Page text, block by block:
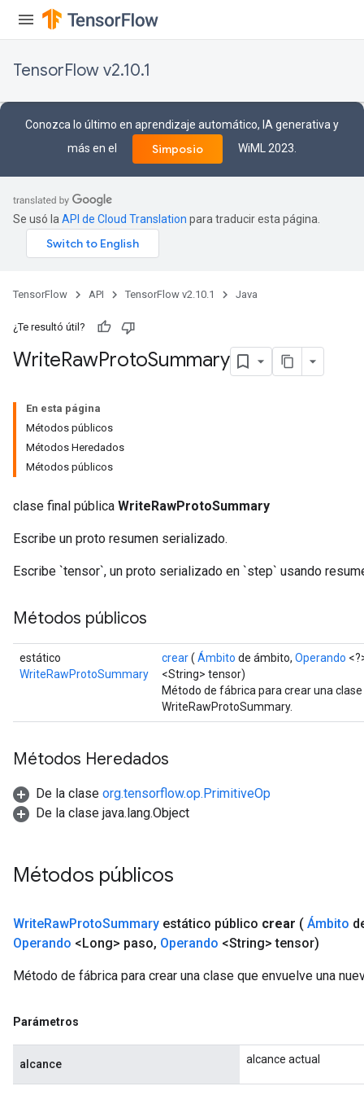
TensorFlow v2.10.1
Conozca lo último en aprendizaje automático, IA generativa y
más en el
Simposio WiML 2023.
Se usó la API de Cloud Translation para traducir esta página.
TensorFlow API TensorFlow v2.10.1 Java
¿Te resultó útil?
WriteRawProtoSummary
En esta página
Métodos públicos
Métodos Heredados
Métodos públicos
clase final pública WriteRawProtoSummary
Escribe un proto resumen serializado.
Escribe `tensor`, un proto serializado en `step` usando
Métodos públicos
estático
WriteRawProtoSummary
crear( Ámbito de ámbito, Operando
<String> tensor)
Método de fábrica para crear una
WriteRawProtoSummary.
Métodos Heredados
De la clase org.tensorflow.op.PrimitiveOp
De la clase java.lang.Object
Métodos públicos
WriteRawProtoSummary estático público crear ( Ámbito
Operando <Long> paso, Operando <String> tensor)
Método de fábrica para crear una clase que envuelve una
Parámetros
alcance alcance actual